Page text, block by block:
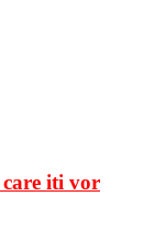
iti vor